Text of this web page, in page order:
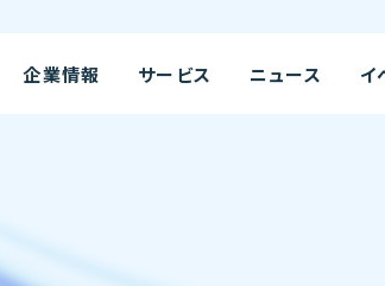
企業情報 サービス ニュース イ